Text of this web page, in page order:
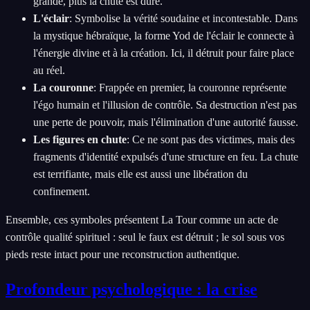
L'éclair: Symbolise la vérité soudaine et incontestable. Dans
la mystique hébraïque, la forme Yod de l'éclair le connecte à
l'énergie divine et à la création. Ici, il détruit pour faire place
au réel.
La couronne: Frappée en premier, la couronne représente
l'égo humain et l'illusion de contrôle. Sa destruction n'est pas
une perte de pouvoir, mais l'élimination d'une autorité fausse.
Les figures en chute: Ce ne sont pas des victimes, mais des
fragments d'identité expulsés d'une structure en feu. La chute
est terrifiante, mais elle est aussi une libération du
confinement.
Ensemble, ces symboles présentent La Tour comme un acte de
contrôle qualité spirituel : seul le faux est détruit ; le sol sous vos
pieds reste intact pour une reconstruction authentique.
Profondeur psychologique : la crise